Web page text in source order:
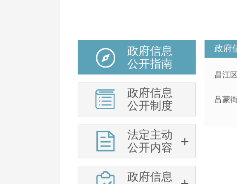
政府信息
公开指南
政府信息
公开制度
法定主动
公开内容
政府信息
政府
昌江
吕蒙